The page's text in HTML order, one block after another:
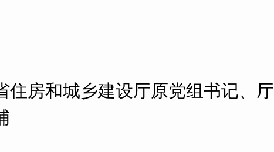
住房和城乡建设厅原党组书记、厅